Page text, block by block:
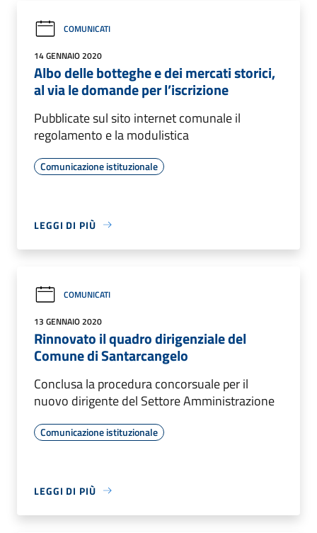
COMUNICATI
14 GENNAIO 2020
Albo delle botteghe e dei mercati storici,
al via le domande per l’iscrizione
Pubblicate sul sito internet comunale il
regolamento e la modulistica
Comunicazione istituzionale
LEGGI DI PIÙ
COMUNICATI
13 GENNAIO 2020
Rinnovato il quadro dirigenziale del
Comune di Santarcangelo
Conclusa la procedura concorsuale per il
nuovo dirigente del Settore Amministrazione
Comunicazione istituzionale
LEGGI DI PIÙ